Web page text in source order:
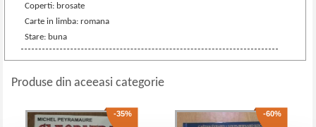
Coperti: brosate
Carte in limba: romana
Stare: buna
Produse din aceeasi categorie
-35% -60%